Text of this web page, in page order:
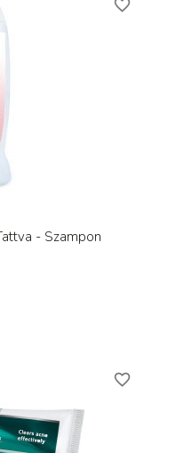
- Szampon
favorite_border
favorite_border